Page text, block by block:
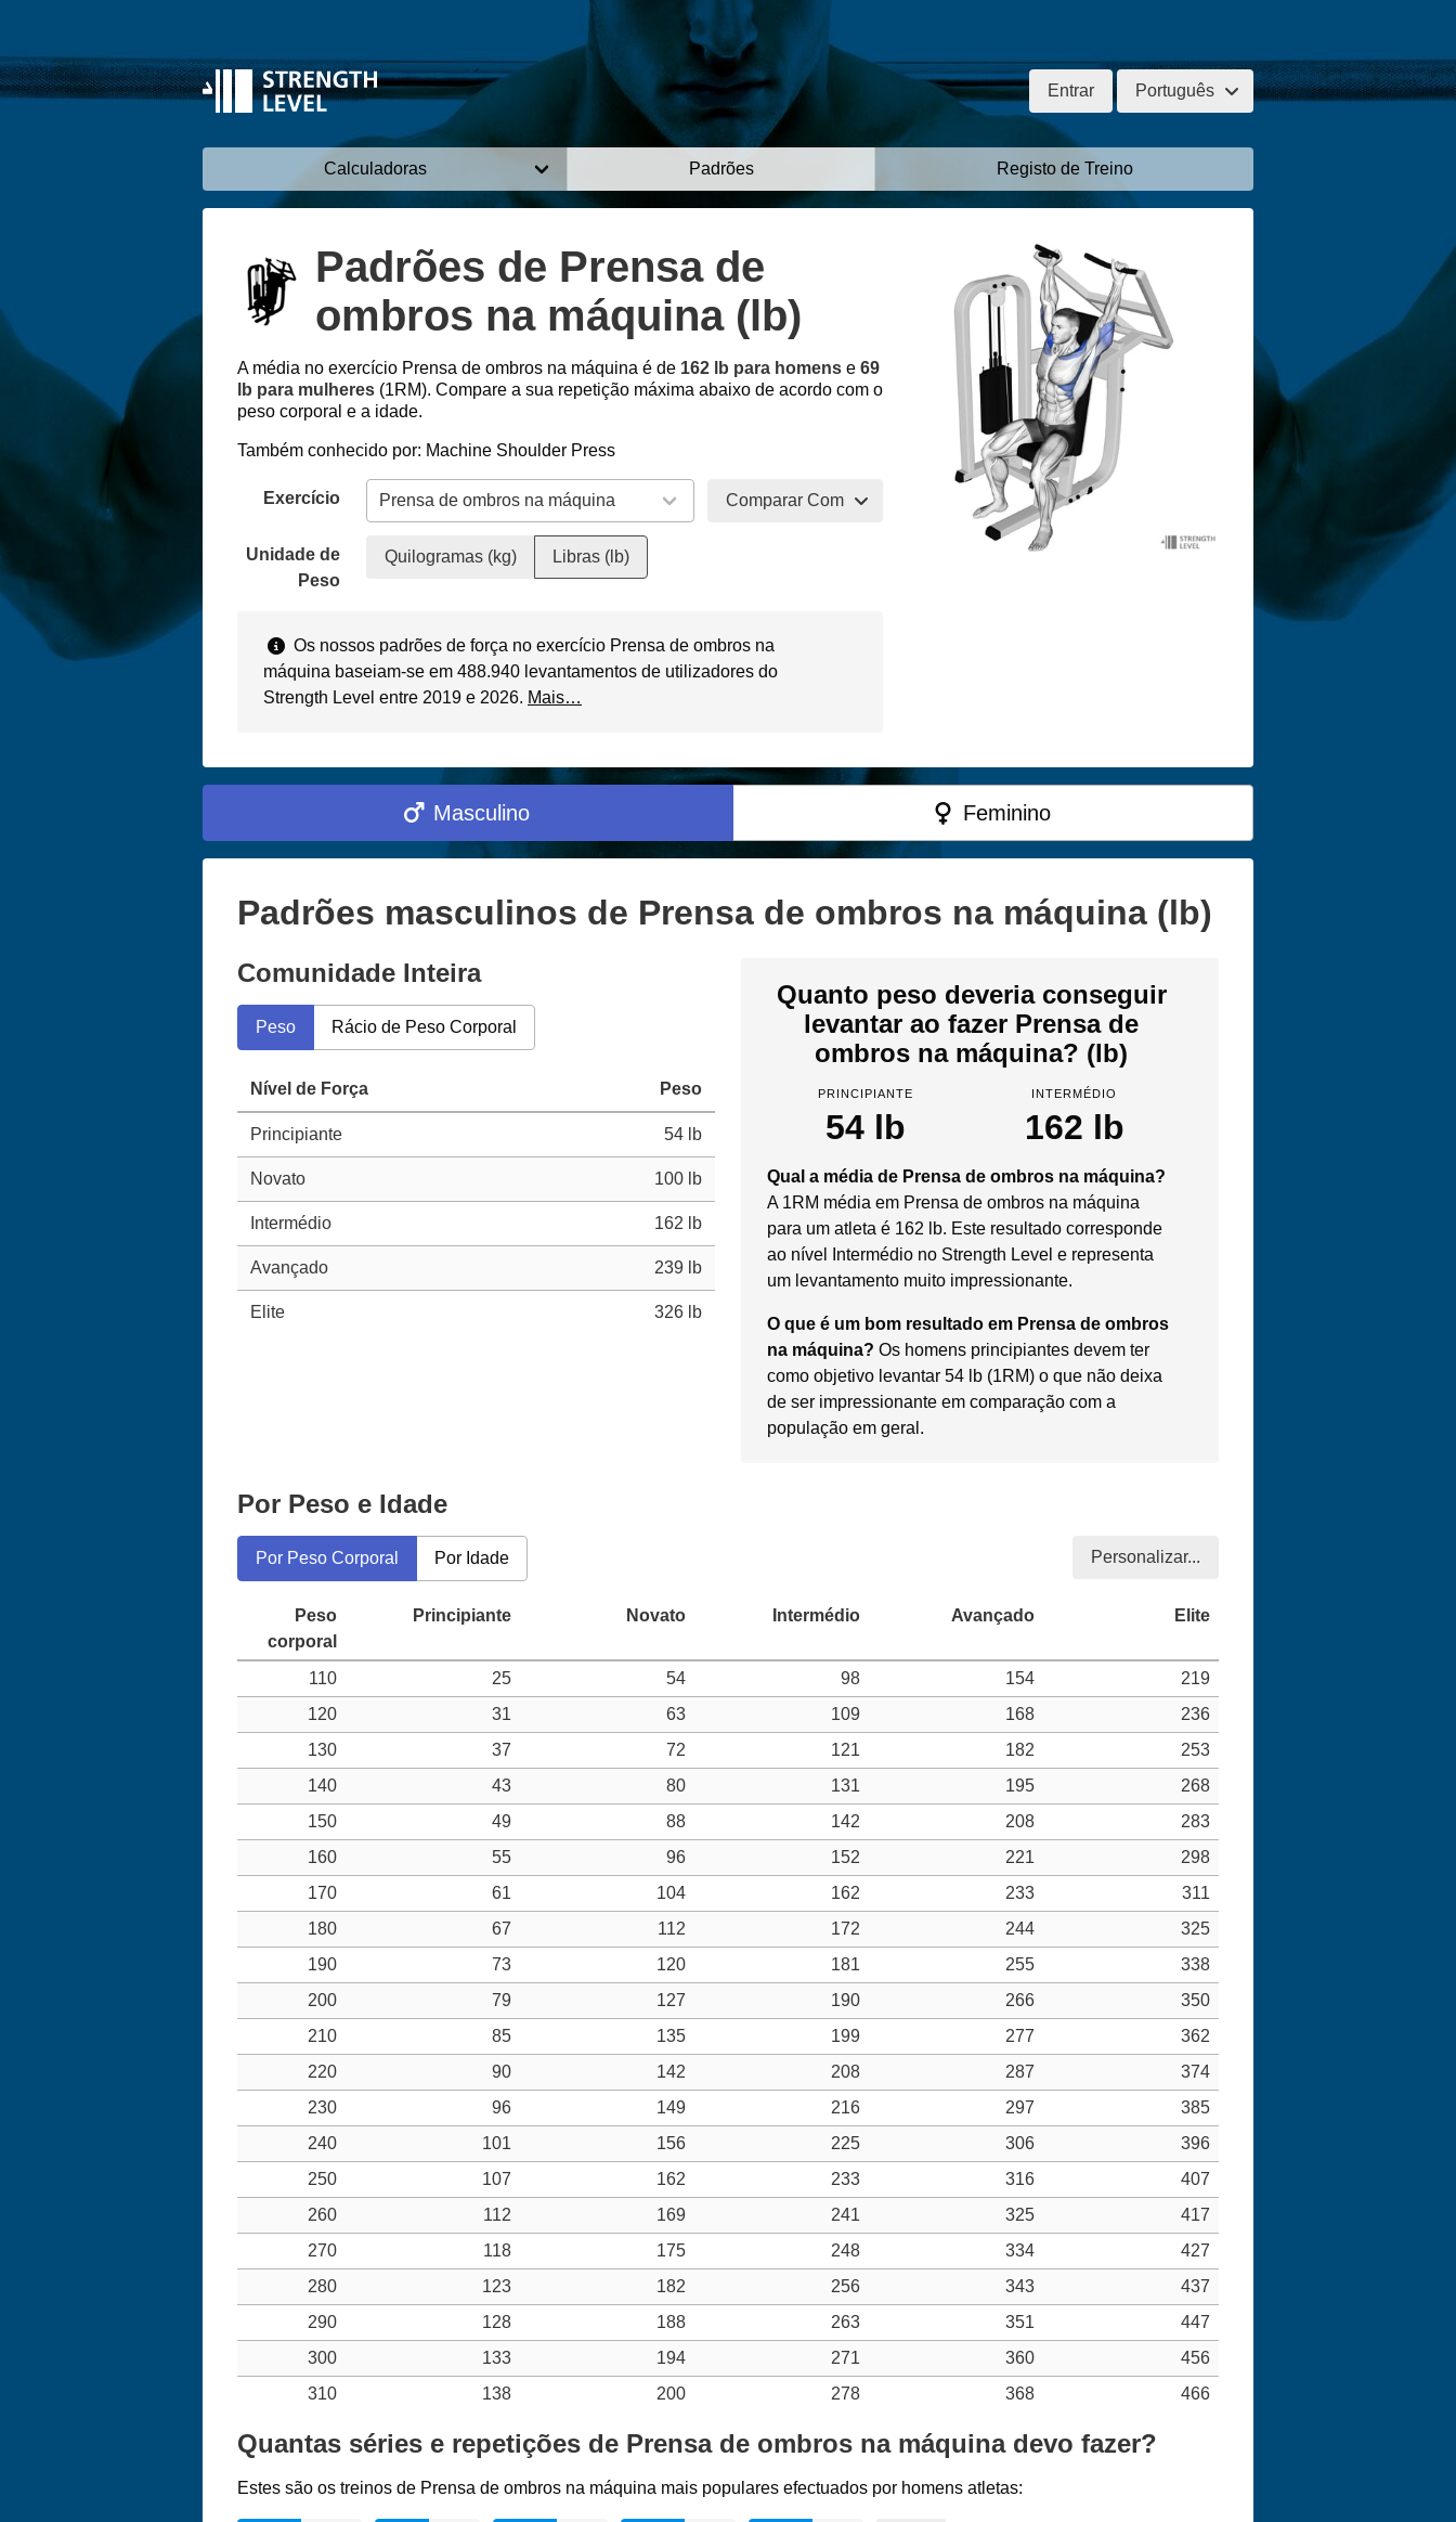
Entrar Português
Calculadoras Padrões Registo de Treino
Padrões de Prensa de
ombros na máquina (lb)
A média no exercício Prensa de ombros na máquina é de 162 lb para homens e 69
lb para mulheres (1RM). Compare a sua repetição máxima abaixo de acordo com o
peso corporal e a idade.
Também conhecido por: Machine Shoulder Press
Exercício Comparar Com
Unidade de
Peso
Quilogramas (kg) Libras (lb)
Os nossos padrões de força no exercício Prensa de ombros na
máquina baseiam-se em 488.940 levantamentos de utilizadores do
Strength Level entre 2019 e 2026. Mais…
Masculino Feminino
Padrões masculinos de Prensa de ombros na máquina (lb)
Comunidade Inteira
Peso Rácio de Peso Corporal
Nível de Força Peso
Principiante 54 lb
Novato 100 lb
Intermédio 162 lb
Avançado 239 lb
Elite 326 lb
Quanto peso deveria conseguir
levantar ao fazer Prensa de
ombros na máquina? (lb)
PRINCIPIANTE
54 lb
INTERMÉDIO
162 lb
Qual a média de Prensa de ombros na máquina?
A 1RM média em Prensa de ombros na máquina
para um atleta é 162 lb. Este resultado corresponde
ao nível Intermédio no Strength Level e representa
um levantamento muito impressionante.
O que é um bom resultado em Prensa de ombros
na máquina? Os homens principiantes devem ter
como objetivo levantar 54 lb (1RM) o que não deixa
de ser impressionante em comparação com a
população em geral.
Por Peso e Idade
Por Peso Corporal Por Idade Personalizar...
110 25 54 98 154
219
120
31 63 109 168
236
130
37 72 121 182
253
140
43 80 131 195
268
150
49 88 142 208
283
160
55 96 152 221
298
170
61 104 162 233
311
180
67 112 172 244
325
190
73 120 181 255
338
200
79 127 190 266
350
210
85 135 199 277
362
220
90 142 208 287
374
230
96 149 216 297
385
240
101 156 225 306
396
250
107 162 233 316
407
260
112 169 241 325
417
270
118 175 248 334
427
280
123 182 256 343
437
290
128 188 263 351
447
300
133 194 271 360
456
310
138 200 278 368 466
Quantas séries e repetições de Prensa de ombros na máquina devo fazer?
Estes são os treinos de Prensa de ombros na máquina mais populares efectuados por homens atletas: